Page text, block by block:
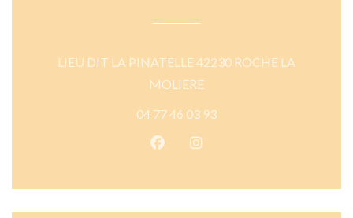
LIEU DIT LA PINATELLE 42230 ROCHE LA
MOLIERE((открывается в новом
04 77 46 03 93
Facebook ((открывается в
Instagram ((открывается